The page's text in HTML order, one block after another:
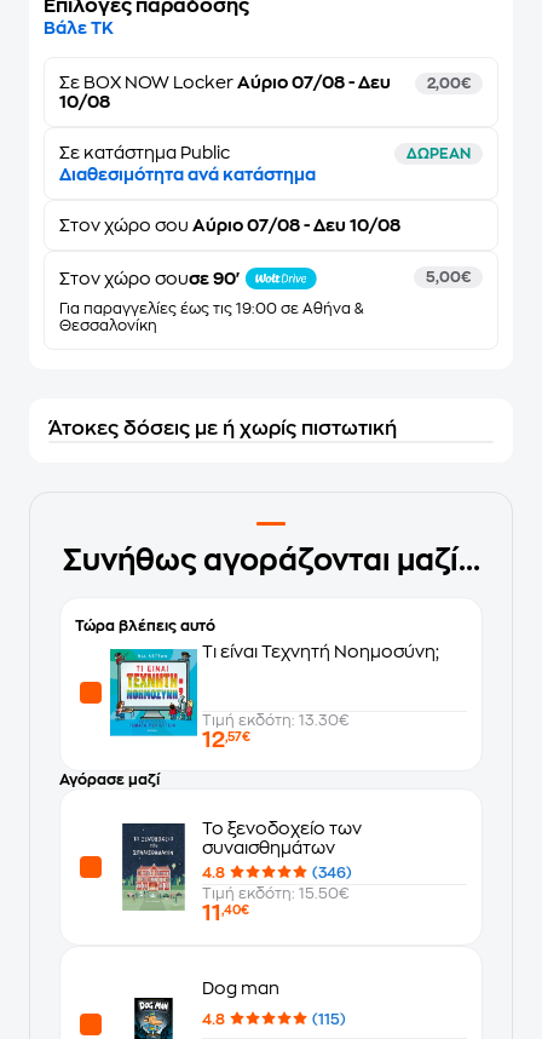
Επιλογές παράδοσης
Βάλε ΤΚ
Σε BOX NOW Locker Αύριο 07/08 - Δευ
10/08
2,00€
Σε κατάστημα Public ΔΩΡΕΑΝ
Διαθεσιμότητα ανά κατάστημα
Στον χώρο σου Αύριο 07/08 - Δευ 10/08
Στον χώρο σουσε 90'
Για παραγγελίες έως τις 19:00 σε Αθήνα &
Θεσσαλονίκη
5,00€
Άτοκες δόσεις με ή χωρίς πιστωτική
Συνήθως αγοράζονται μαζί...
Τώρα βλέπεις αυτό
Τι είναι Τεχνητή Νοημοσύνη;
Τιμή εκδότη: 13.30€
12,57€
Αγόρασε μαζί
Το ξενοδοχείο των
συναισθημάτων
4.8
(346)
Τιμή εκδότη: 15.50€
11 ,40€
Dog man
4.8
(115)